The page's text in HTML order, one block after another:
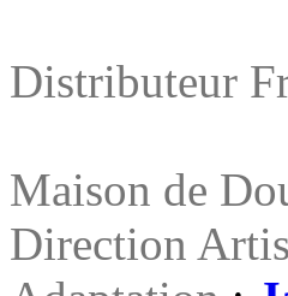
Distributeur
The
Maison de
Direction